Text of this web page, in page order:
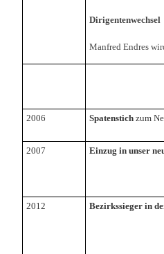
Dirigentenwechsel
Manfred Endres
2006 Spatenstichzum
2007 Einzug in unser
2012 Bezirkssieger in